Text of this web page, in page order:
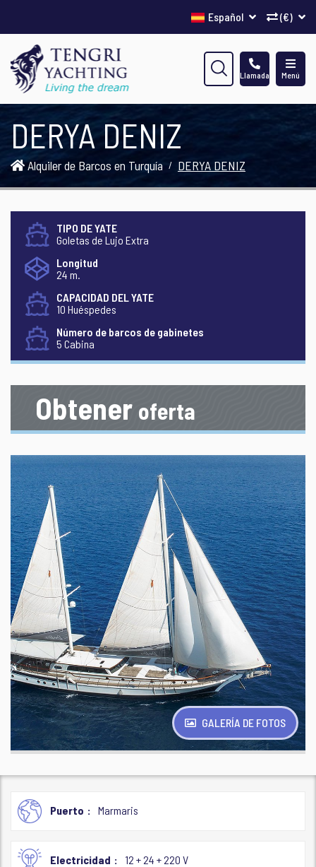
(€)
Español
Menú
Llamada
DERYA DENIZ
Alquiler de Barcos en Turquía DERYA DENIZ
TIPO DE YATE
Goletas de Lujo Extra
Longitud
24 m.
CAPACIDAD DEL YATE
10 Huéspedes
Número de barcos de gabinetes
5 Cabina
Obtener oferta
GALERÍA DE FOTOS
Puerto Marmaris
Electricidad 12 + 24 + 220 V